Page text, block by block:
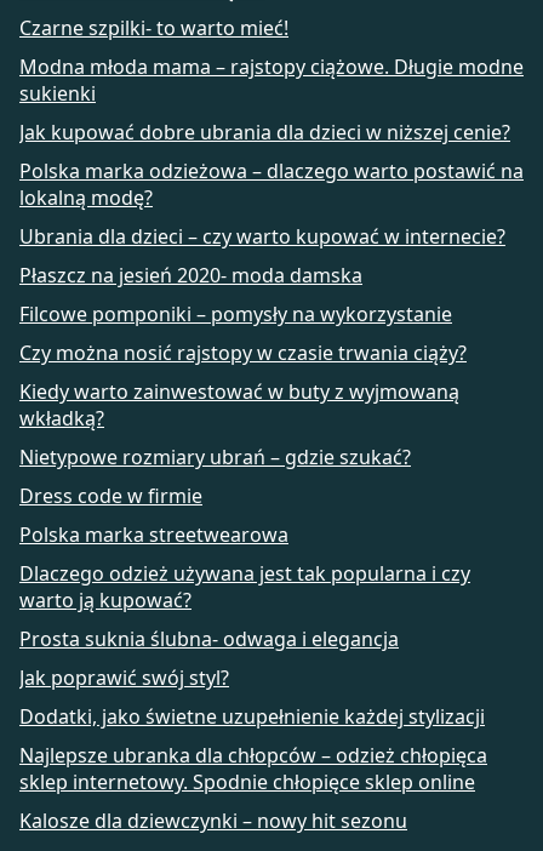
Czarne szpilki- to warto mieć!
Modna młoda mama – rajstopy ciążowe. Długie modne
sukienki
Jak kupować dobre ubrania dla dzieci w niższej cenie?
Polska marka odzieżowa – dlaczego warto postawić na
lokalną modę?
Ubrania dla dzieci – czy warto kupować w internecie?
Płaszcz na jesień 2020- moda damska
Filcowe pomponiki – pomysły na wykorzystanie
Czy można nosić rajstopy w czasie trwania ciąży?
Kiedy warto zainwestować w buty z wyjmowaną
wkładką?
Nietypowe rozmiary ubrań – gdzie szukać?
Dress code w firmie
Polska marka streetwearowa
Dlaczego odzież używana jest tak popularna i czy
warto ją kupować?
Prosta suknia ślubna- odwaga i elegancja
Jak poprawić swój styl?
Dodatki, jako świetne uzupełnienie każdej stylizacji
Najlepsze ubranka dla chłopców – odzież chłopięca
sklep internetowy. Spodnie chłopięce sklep online
Kalosze dla dziewczynki – nowy hit sezonu